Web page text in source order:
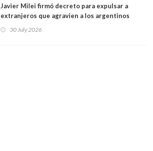
Javier Milei firmó decreto para expulsar a
extranjeros que agravien a los argentinos
30 July 2026